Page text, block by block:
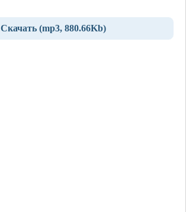
Скачать (mp3, 880.66Kb)